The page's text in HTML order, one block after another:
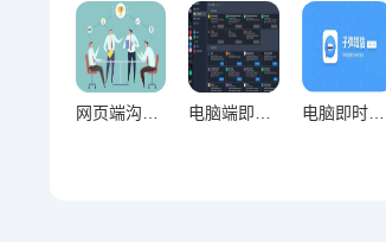
电脑即时通讯，专注利器抑或分心之源？